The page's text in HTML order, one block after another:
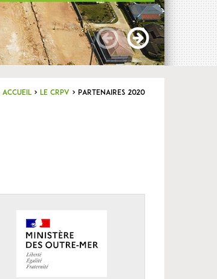
Accueil > Le CRPV > Partenaires 2020